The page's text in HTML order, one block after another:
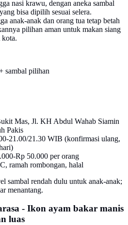
nasi krawu, dengan aneka sambal
bisa dipilih sesuai selera.
anak-anak dan orang tua tetap betah
pilihan aman untuk makan siang
kota.
sambal pilihan
Mas, Jl. KH Abdul Wahab Siamin
Pakis
21.00/21.30 WIB (konfirmasi ulang,
Rp 50.000 per orang
ramah rombongan, halal
sambal rendah dulu untuk anak-anak;
menantang.
- Ikon ayam bakar manis
luas